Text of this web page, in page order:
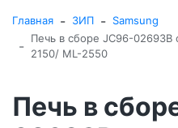
Главная - ЗИП - Samsung
-
Печь в сборе JC96-02693B
2150/ ML-2550
Печь в